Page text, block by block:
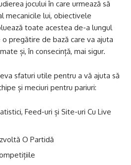
jocului în care urmează să
mecanicile lui, obiectivele
toate acestea de-a lungul
pregătire de bază care va ajuta
și, în consecință, mai sigur.
sfaturi utile pentru a vă ajuta să
și meciuri pentru pariuri:
Feed-uri și Site-uri Cu Live
O Partidă